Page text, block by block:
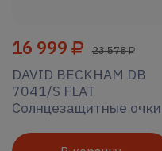
16 999 23 578
DAVID BECKHAM DB
7041/S FLAT
Солнцезащитные очки